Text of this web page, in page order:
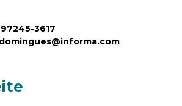
3617